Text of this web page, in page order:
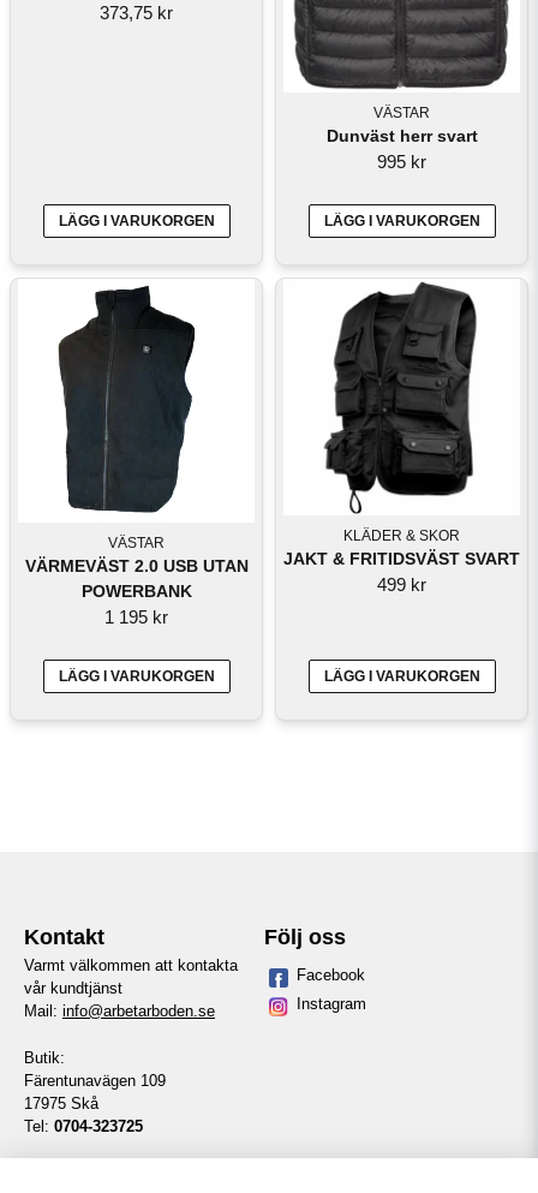
373,75 kr
LÄGG I VARUKORGEN
VÄSTAR
Dunväst herr svart
995 kr
LÄGG I VARUKORGEN
VÄSTAR
VÄRMEVÄST 2.0 USB UTAN
POWERBANK
1 195 kr
LÄGG I VARUKORGEN
KLÄDER & SKOR
JAKT & FRITIDSVÄST SVART
499 kr
LÄGG I VARUKORGEN
Kontakt
Varmt välkommen att kontakta
vår kundtjänst
Mail: info@arbetarboden.se
Butik:
Färentunavägen 109
17975 Skå
Tel: 0704-323725
Följ oss
Facebook
Instagram